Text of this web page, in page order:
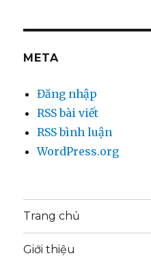
META
Đăng nhập
RSS bài viết
RSS bình luận
WordPress.org
Trang chủ
Giới thiệu